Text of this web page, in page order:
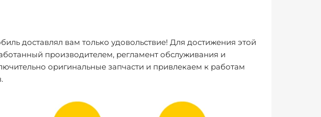
доставлял вам только удовольствие! Для достижения этой
производителем, регламент обслуживания и
оригинальные запчасти и привлекаем к работам